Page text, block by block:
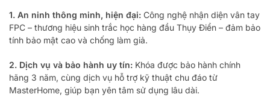
1. An ninh thông minh, hiện đại: Công nghệ nhận diện vân tay
FPC – thương hiệu sinh trắc học hàng đầu Thụy Điển – đảm bảo
tính bảo mật cao và chống làm giả.
2. Dịch vụ và bảo hành uy tín: Khóa được bảo hành chính
hãng 3 năm, cùng dịch vụ hỗ trợ kỹ thuật chu đáo từ
MasterHome, giúp bạn yên tâm sử dụng lâu dài.